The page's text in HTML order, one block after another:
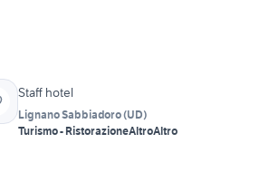
Staff hotel
Lignano Sabbiadoro(UD)
Turismo - RistorazioneAltroAltro